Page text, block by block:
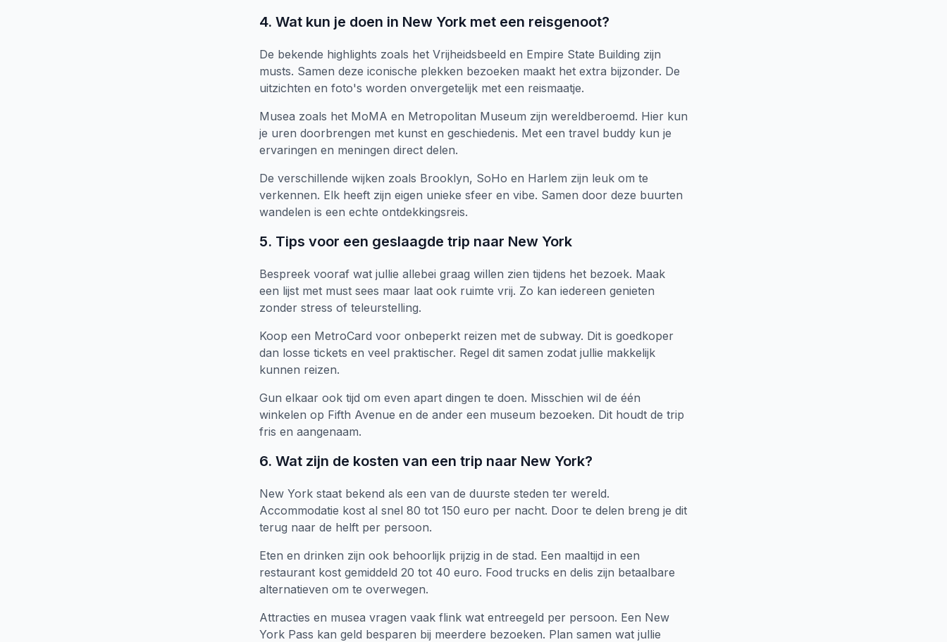
4. Wat kun je doen in New York met een reisgenoot?
De bekende highlights zoals het Vrijheidsbeeld en Empire State Building zijn
musts. Samen deze iconische plekken bezoeken maakt het extra bijzonder. De
uitzichten en foto's worden onvergetelijk met een reismaatje.
Musea zoals het MoMA en Metropolitan Museum zijn wereldberoemd. Hier kun
je uren doorbrengen met kunst en geschiedenis. Met een travel buddy kun je
ervaringen en meningen direct delen.
De verschillende wijken zoals Brooklyn, SoHo en Harlem zijn leuk om te
verkennen. Elk heeft zijn eigen unieke sfeer en vibe. Samen door deze buurten
wandelen is een echte ontdekkingsreis.
5. Tips voor een geslaagde trip naar New York
Bespreek vooraf wat jullie allebei graag willen zien tijdens het bezoek. Maak
een lijst met must sees maar laat ook ruimte vrij. Zo kan iedereen genieten
zonder stress of teleurstelling.
Koop een MetroCard voor onbeperkt reizen met de subway. Dit is goedkoper
dan losse tickets en veel praktischer. Regel dit samen zodat jullie makkelijk
kunnen reizen.
Gun elkaar ook tijd om even apart dingen te doen. Misschien wil de één
winkelen op Fifth Avenue en de ander een museum bezoeken. Dit houdt de trip
fris en aangenaam.
6. Wat zijn de kosten van een trip naar New York?
New York staat bekend als een van de duurste steden ter wereld.
Accommodatie kost al snel 80 tot 150 euro per nacht. Door te delen breng je dit
terug naar de helft per persoon.
Eten en drinken zijn ook behoorlijk prijzig in de stad. Een maaltijd in een
restaurant kost gemiddeld 20 tot 40 euro. Food trucks en delis zijn betaalbare
alternatieven om te overwegen.
Attracties en musea vragen vaak flink wat entreegeld per persoon. Een New
York Pass kan geld besparen bij meerdere bezoeken. Plan samen wat jullie